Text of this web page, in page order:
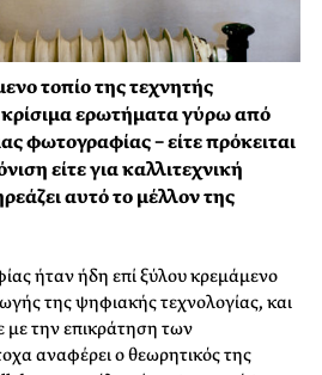
τοπίο της τεχνητής
κρίσιμα ερωτήματα γύρω από
φωτογραφίας − είτε πρόκειται
είτε για καλλιτεχνική
αυτό το μέλλον της
ήταν ήδη επί ξύλου κρεμάμενο
της ψηφιακής τεχνολογίας, και
με την επικράτηση των
αναφέρει ο θεωρητικός της